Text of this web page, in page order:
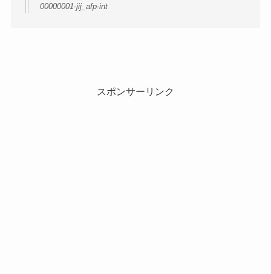
00000001-jij_afp-int
スポンサーリンク